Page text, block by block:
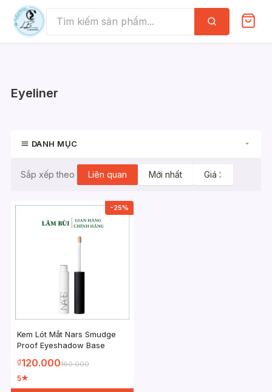
Skip
content
Tìm
kiếm
Eyeliner
DANH MỤC
Sắp xếp theo Liên quan Mới nhất Giá ▲
▼
-25%
Kem Lót Mắt Nars Smudge
Proof Eyeshadow Base
₫120.000160.000
5★